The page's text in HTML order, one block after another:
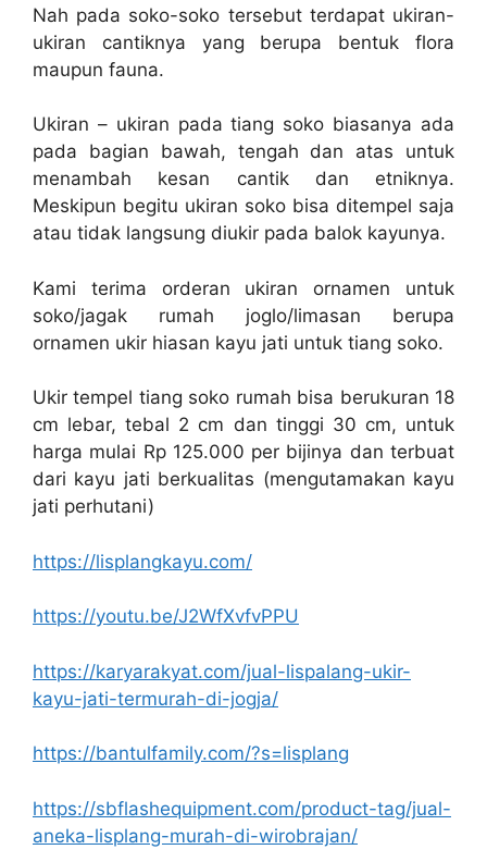
Nah pada soko-soko tersebut terdapat ukiran-
ukiran cantiknya yang berupa bentuk flora
maupun fauna.
Ukiran – ukiran pada tiang soko biasanya ada
pada bagian bawah, tengah dan atas untuk
menambah kesan cantik dan etniknya.
Meskipun begitu ukiran soko bisa ditempel saja
atau tidak langsung diukir pada balok kayunya.
Kami terima orderan ukiran ornamen untuk
soko/jagak rumah joglo/limasan berupa
ornamen ukir hiasan kayu jati untuk tiang soko.
Ukir tempel tiang soko rumah bisa berukuran 18
cm lebar, tebal 2 cm dan tinggi 30 cm, untuk
harga mulai Rp 125.000 per bijinya dan terbuat
dari kayu jati berkualitas (mengutamakan kayu
jati perhutani)
https://lisplangkayu.com/
https://youtu.be/J2WfXvfvPPU
https://karyarakyat.com/jual-lispalang-ukir-
kayu-jati-termurah-di-jogja/
https://bantulfamily.com/?s=lisplang
https://sbflashequipment.com/product-tag/jual-
aneka-lisplang-murah-di-wirobrajan/